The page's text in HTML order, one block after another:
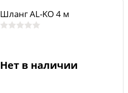
Шланг AL-KO 4 м
Нет в наличии